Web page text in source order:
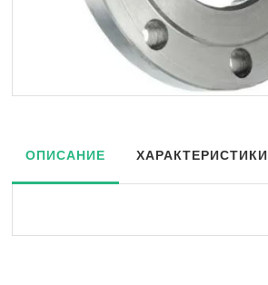
ОПИСАНИЕ ХАРАКТЕРИСТИКИ